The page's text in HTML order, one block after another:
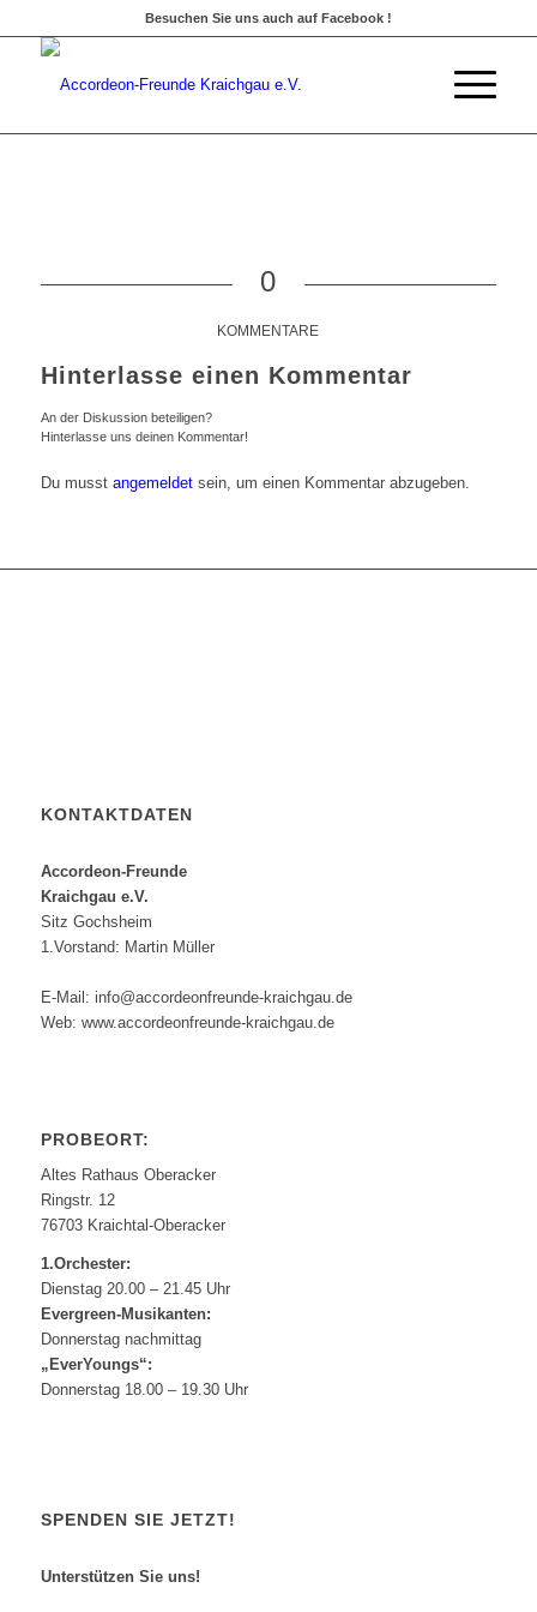
Besuchen Sie uns auch auf Facebook !
0
KOMMENTARE
Hinterlasse einen Kommentar
An der Diskussion beteiligen?
Hinterlasse uns deinen Kommentar!
Du musst angemeldetsein, um einen Kommentar abzugeben.
KONTAKTDATEN
Accordeon-Freunde
Kraichgau e.V.
Sitz Gochsheim
1.Vorstand: Martin Müller
E-Mail: info@accordeonfreunde-kraichgau.de
Web: www.accordeonfreunde-kraichgau.de
PROBEORT:
Altes Rathaus Oberacker
Ringstr. 12
76703 Kraichtal-Oberacker
1.Orchester:
Dienstag 20.00 – 21.45 Uhr
Evergreen-Musikanten:
Donnerstag nachmittag
„EverYoungs“:
Donnerstag 18.00 – 19.30 Uhr
SPENDEN SIE JETZT!
Unterstützen Sie uns!